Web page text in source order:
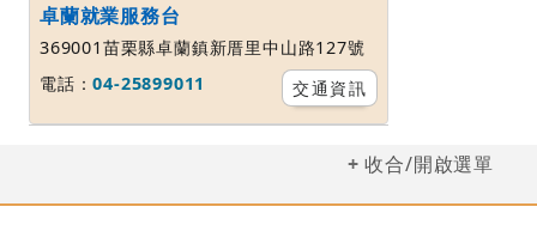
卓蘭就業服務台
369001苗栗縣卓蘭鎮新厝里中山路127號
電話：04-25899011 交通資訊
收合/開啟選單